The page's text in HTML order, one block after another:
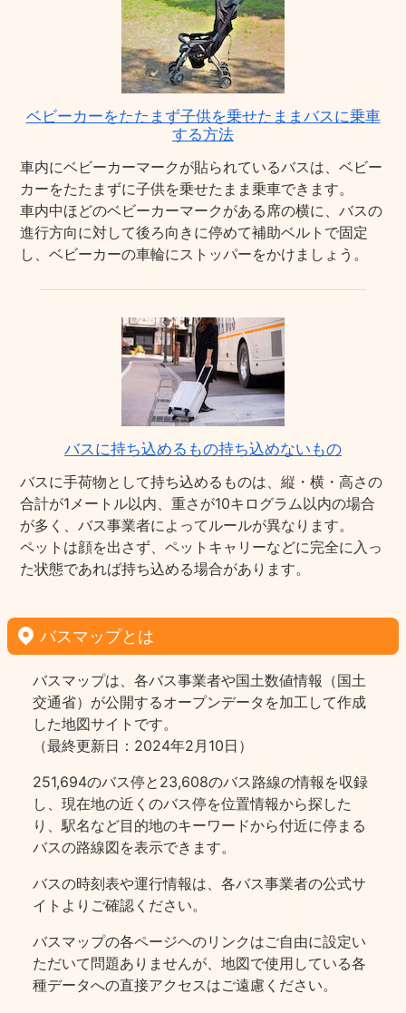
ベビーカーをたたまず子供を乗せたままバスに乗車
する方法
車内にベビーカーマークが貼られているバスは、ベビー
カーをたたまずに子供を乗せたまま乗車できます。
車内中ほどのベビーカーマークがある席の横に、バスの
進行方向に対して後ろ向きに停めて補助ベルトで固定
し、ベビーカーの車輪にストッパーをかけましょう。
バスに持ち込めるもの持ち込めないもの
バスに手荷物として持ち込めるものは、縦・横・高さの
合計が1メートル以内、重さが10キログラム以内の場合
が多く、バス事業者によってルールが異なります。
ペットは顔を出さず、ペットキャリーなどに完全に入っ
た状態であれば持ち込める場合があります。
バスマップとは
バスマップは、各バス事業者や国土数値情報（国土
交通省）が公開するオープンデータを加工して作成
した地図サイトです。
（最終更新日：2024年2月10日）
251,694のバス停と23,608のバス路線の情報を収録
し、現在地の近くのバス停を位置情報から探した
り、駅名など目的地のキーワードから付近に停まる
バスの路線図を表示できます。
バスの時刻表や運行情報は、各バス事業者の公式サ
イトよりご確認ください。
バスマップの各ページヘのリンクはご自由に設定い
ただいて問題ありませんが、地図で使用している各
種データへの直接アクセスはご遠慮ください。